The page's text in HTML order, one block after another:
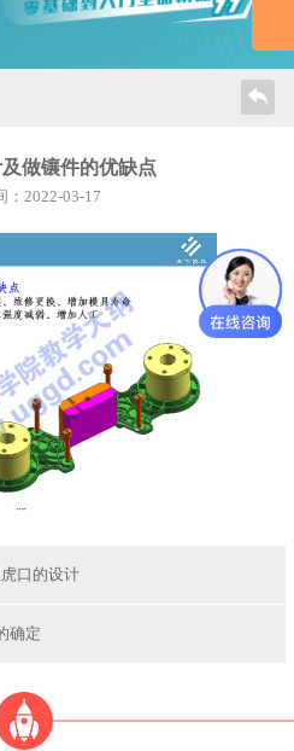
做镶件的优缺点
：2022-03-17
口的设计
确定